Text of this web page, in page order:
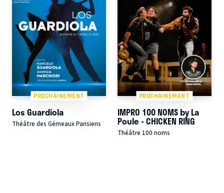
PROCHAINEMENT
Los Guardiola
Théâtre des Gémeaux Parisiens
PROCHAINEMENT
IMPRO 100 NOMS by La
Poule - CHICKEN RING
Théâtre 100 noms